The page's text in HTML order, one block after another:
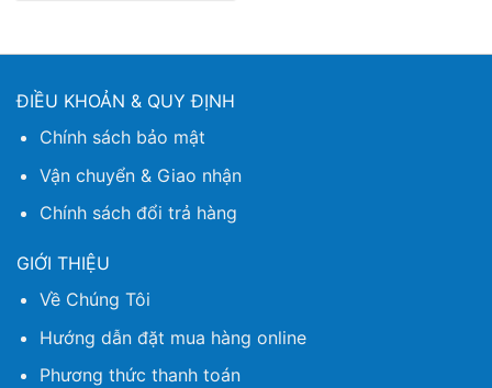
ĐIỀU KHOẢN & QUY ĐỊNH
Chính sách bảo mật
Vận chuyển & Giao nhận
Chính sách đổi trả hàng
GIỚI THIỆU
Về Chúng Tôi
Hướng dẫn đặt mua hàng online
Phương thức thanh toán